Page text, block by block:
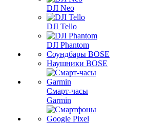
DJI Neo
DJI Tello
DJI Phantom
Соундбары BOSE
Наушники BOSE
Смарт-часы
Garmin